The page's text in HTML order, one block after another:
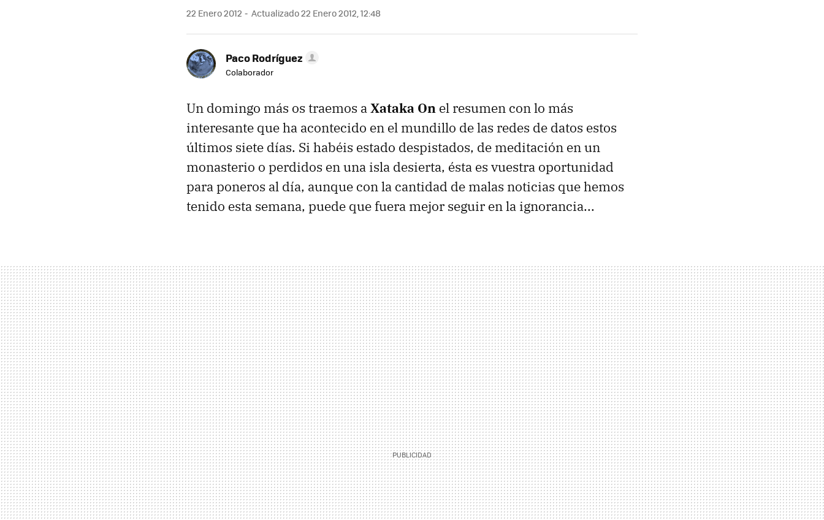
22 Enero 2012 Actualizado 22 Enero 2012, 12:48
Paco Rodríguez
Colaborador
Un domingo más os traemos aXataka On el resumen con lo más
interesante que ha acontecido en el mundillo de las redes de datos estos
últimos siete días. Si habéis estado despistados, de meditación en un
monasterio o perdidos en una isla desierta, ésta es vuestra oportunidad
para poneros al día, aunque con la cantidad de malas noticias que hemos
tenido esta semana, puede que fuera mejor seguir en la ignorancia...